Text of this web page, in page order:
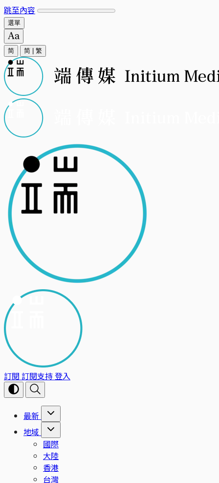
跳至內容
選單
简 简 繁
訂閱 訂閱支持登入
最新
地域
國際
大陸
香港
台灣